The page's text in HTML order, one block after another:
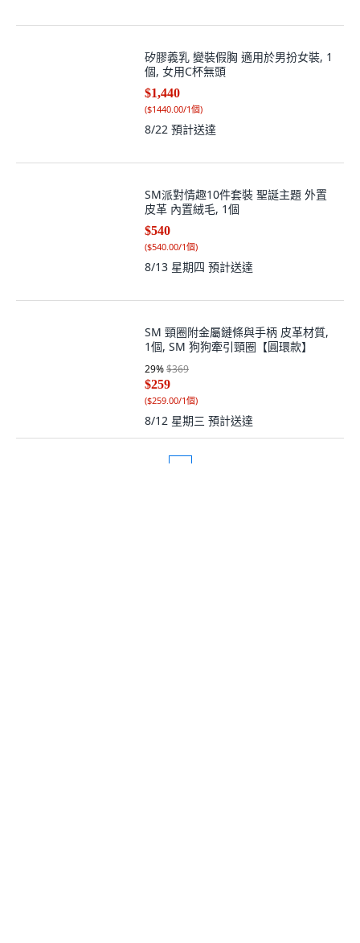
矽膠義乳 變裝假胸 適用於男扮女裝, 1
個, 女用C杯無頭
$1,440
($1440.00/1個)
8/22 預計送達
SM派對情趣10件套裝 聖誕主題 外置
皮革 內置絨毛, 1個
$540
($540.00/1個)
8/13 星期四 預計送達
SM 頸圈附金屬鏈條與手柄 皮革材質,
1個, SM 狗狗牽引頸圈【圓環款】
29%$369
$259
($259.00/1個)
8/12 星期三 預計送達